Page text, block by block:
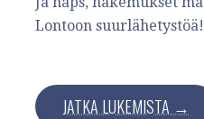
Lontoon suurlähetystöä!
JATKA LUKEMISTA →